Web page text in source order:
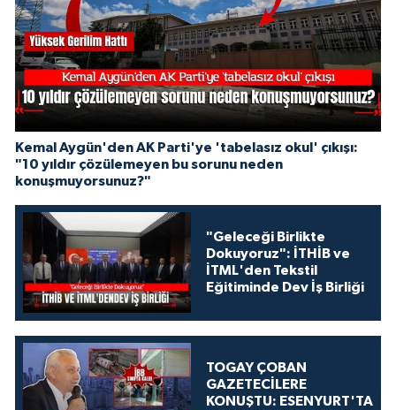
Kemal Aygün'den AK Parti'ye 'tabelasız okul' çıkışı:
"10 yıldır çözülemeyen bu sorunu neden
konuşmuyorsunuz?"
"Geleceği Birlikte
Dokuyoruz": İTHİB ve
İTML'den Tekstil
Eğitiminde Dev İş Birliği
TOGAY ÇOBAN
GAZETECİLERE
KONUŞTU: ESENYURT'TA